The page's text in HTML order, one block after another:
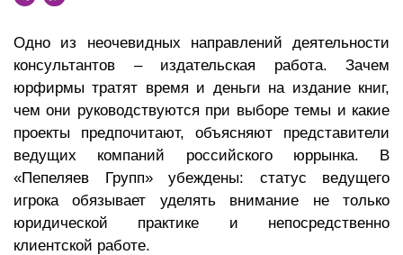
Одно из неочевидных направлений деятельности
консультантов – издательская работа. Зачем
юрфирмы тратят время и деньги на издание книг,
чем они руководствуются при выборе темы и какие
проекты предпочитают, объясняют представители
ведущих компаний российского юррынка. В
«Пепеляев Групп» убеждены: статус ведущего
игрока обязывает уделять внимание не только
юридической практике и непосредственно
клиентской работе.